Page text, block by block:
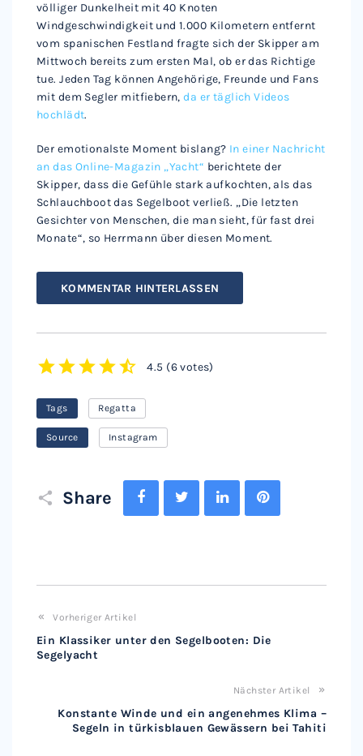
völliger Dunkelheit mit 40 Knoten
Windgeschwindigkeit und 1.000 Kilometern entfernt
vom spanischen Festland fragte sich der Skipper am
Mittwoch bereits zum ersten Mal, ob er das Richtige
tue. Jeden Tag können Angehörige, Freunde und Fans
mit dem Segler mitfiebern,da er täglich Videos
hochlädt.
Der emotionalste Moment bislang? In einer Nachricht
an das Online-Magazin „Yacht“ berichtete der
Skipper, dass die Gefühle stark aufkochten, als das
Schlauchboot das Segelboot verließ. „Die letzten
Gesichter von Menschen, die man sieht, für fast drei
Monate“, so Herrmann über diesen Moment.
KOMMENTAR HINTERLASSEN
4.5 (6 votes)
Tags Regatta
Source Instagram
Share
FacebookTwitter LinkedIn
Vorheriger Artikel
Ein Klassiker unter den Segelbooten: Die
Segelyacht
Nächster Artikel
Konstante Winde und ein angenehmes Klima –
Segeln in türkisblauen Gewässern bei Tahiti